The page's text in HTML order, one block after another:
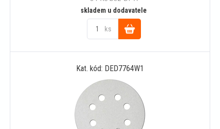
skladem u dodavatele
ks
Do
košíku
Kat. kód: DED7764W1